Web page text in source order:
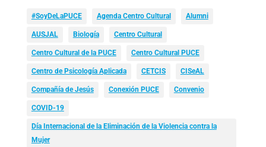
#SoyDeLaPUCE Agenda Centro Cultural Alumni
AUSJAL Biología Centro Cultural
Centro Cultural de la PUCE Centro Cultural PUCE
Centro de Psicología Aplicada CETCIS CISeAL
Compañía de Jesús Conexión PUCE Convenio
COVID-19
Día Internacional de la Eliminación de la Violencia contra la
Mujer